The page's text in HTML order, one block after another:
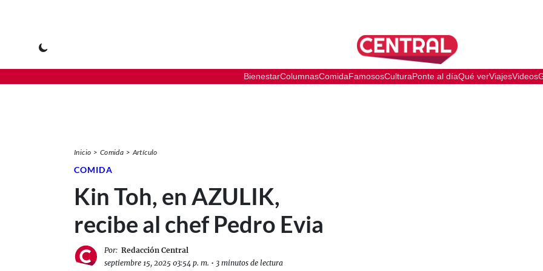
BienestarColumnasComidaFamososCulturaPonte al díaQué verViajesVideos
Inicio Comida Artículo
COMIDA
Kin Toh, en AZULIK,
recibe al chef Pedro Evia
Por: Redacción Central
septiembre 15, 2025 03:54 p. m. • 3 minutos de lectura